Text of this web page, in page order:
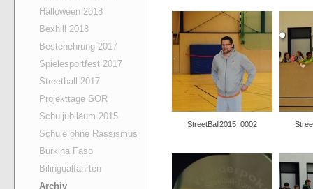
Halloween 2018
Bexhill 2018
Bestenehrung 2017
Spielesportfest 2017
Streetball 2017
Projekttage SOR
Schuljubiläum 2015
Schule ohne Rassismus
Burkina Faso
Bilingualfahrten
Archiv
StreetBall2015_0002